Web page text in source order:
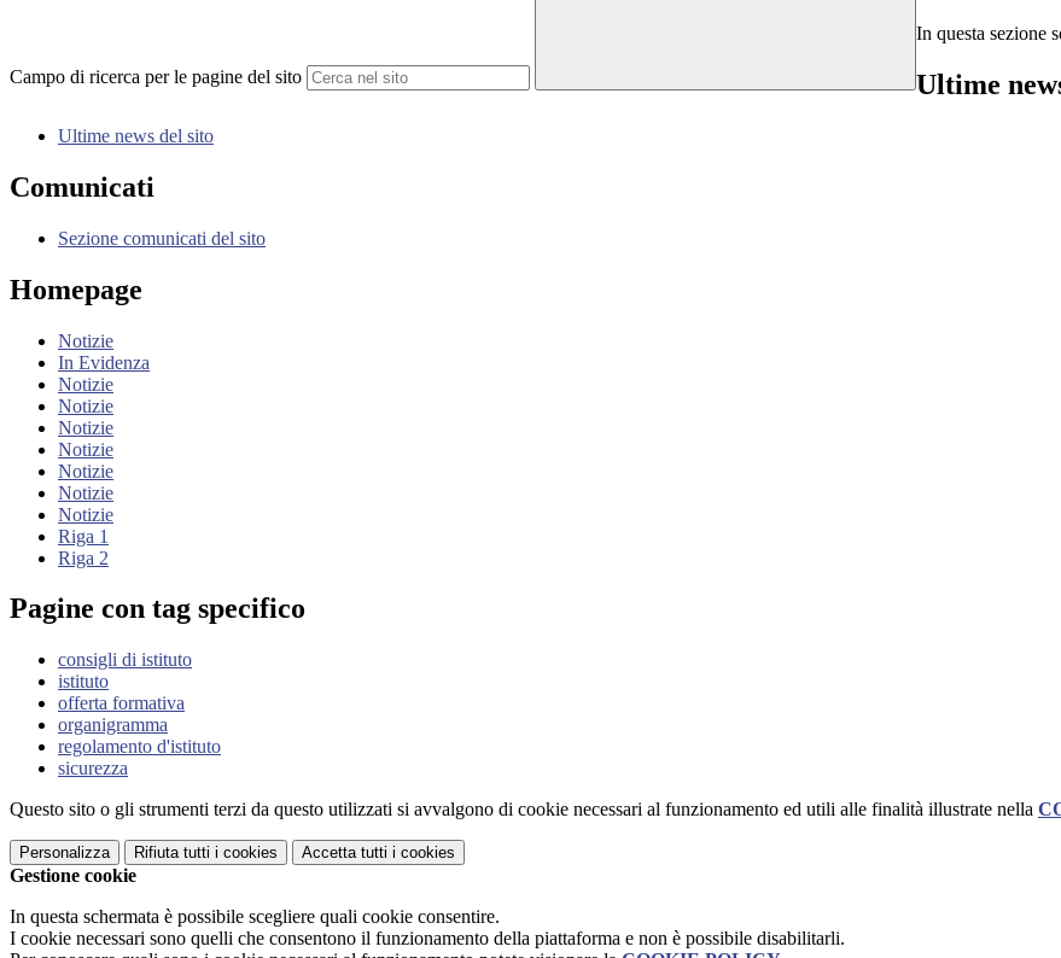
Campo di ricerca per le pagine del sito
In questa sezione
Ultime
Ultime news del sito
Comunicati
Sezione comunicati del sito
Homepage
Notizie
In Evidenza
Notizie
Notizie
Notizie
Notizie
Notizie
Notizie
Notizie
Riga 1
Riga 2
Pagine con tag specifico
consigli di istituto
istituto
offerta formativa
organigramma
regolamento d'istituto
sicurezza
Questo sito o gli strumenti terzi da questo utilizzati si avvalgono di cookie necessari al funzionamento ed utili alle finalità illustrate nella
Personalizza Rifiuta tutti i cookies Accetta tutti i cookies
Gestione cookie
In questa schermata è possibile scegliere quali cookie consentire.
I cookie necessari sono quelli che consentono il funzionamento della piattaforma e non è possibile disabilitarli.